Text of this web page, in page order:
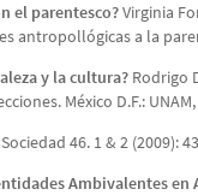
el parentesco?Virginia
antropollógicas a la
y la cultura? Rodrigo
México D.F.:
46. 1 & 2 (2009):
Ambivalentes en